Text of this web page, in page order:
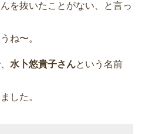
を抜いたことがない、と言っ
ね〜。
水卜悠貴子さんという名前
した。